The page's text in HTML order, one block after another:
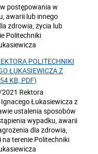
postępowania w
awarii lub innego
zdrowia, życia lub
Politechniki
POLITECHNIKI
ŁUKASIEWICZA Z
KB, PDF)
Rektora
Łukasiewicza z
ustalenia sposobów
wypadku, awarii
dla zdrowia,
terenie Politechniki